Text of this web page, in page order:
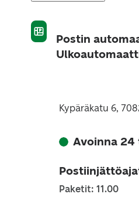
Postin
Kypäräkatu 6,
Avoinna 24
Paketit: 11.00